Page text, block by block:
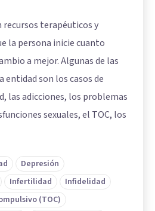
recursos terapéuticos y
la persona inicie cuanto
a mejor. Algunas de las
entidad son los casos de
las adicciones, los problemas
sexuales, el TOC, los
Depresión
Infertilidad
Infidelidad
(TOC)